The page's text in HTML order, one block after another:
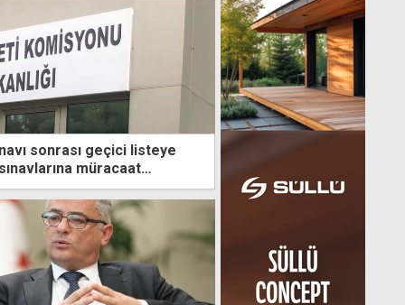
sonrası geçici listeye
müracaat